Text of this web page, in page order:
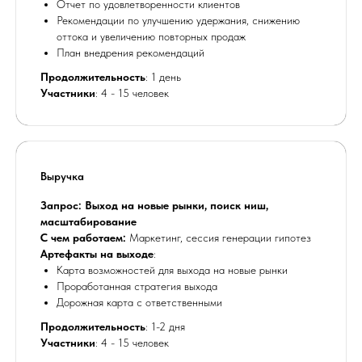
Отчет по удовлетворенности клиентов
Рекомендации по улучшению удержания, снижению
оттока и увеличению повторных продаж
План внедрения рекомендаций
Продолжительность: 1 день
Участники: 4 - 15 человек
Выручка
Запрос: Выход на новые рынки, поиск ниш,
масштабирование
С чем работаем: Маркетинг, сессия генерации гипотез
Артефакты на выходе:
Карта возможностей для выхода на новые рынки
Проработанная стратегия выхода
Дорожная карта с ответственными
Продолжительность: 1-2 дня
Участники: 4 - 15 человек
ИП ЧЕРТАРИНСКАЯ Е.А.
ИНН: 771565122106
ОГРНИП: 320774600370717
© Все права защищены. 2015 - 2026 г.
ссылка на источник (не закрытая от индексации
для поисковых систем) обязательна.